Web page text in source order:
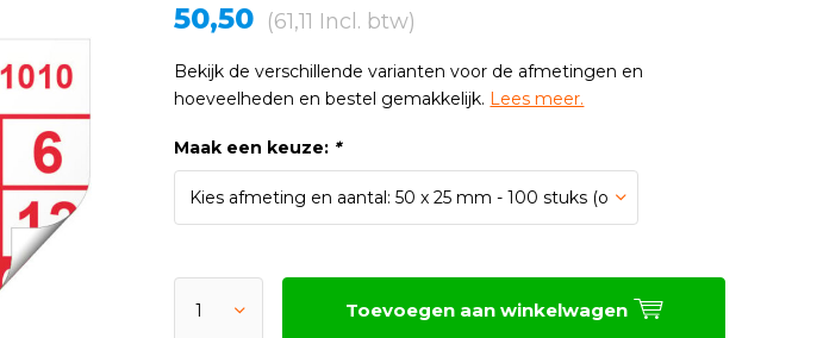
50,50 (61,11 Incl. btw)
Bekijk de verschillende varianten voor de afmetingen en
hoeveelheden en bestel gemakkelijk. Lees meer.
Maak een keuze: *
Toevoegen aan winkelwagen